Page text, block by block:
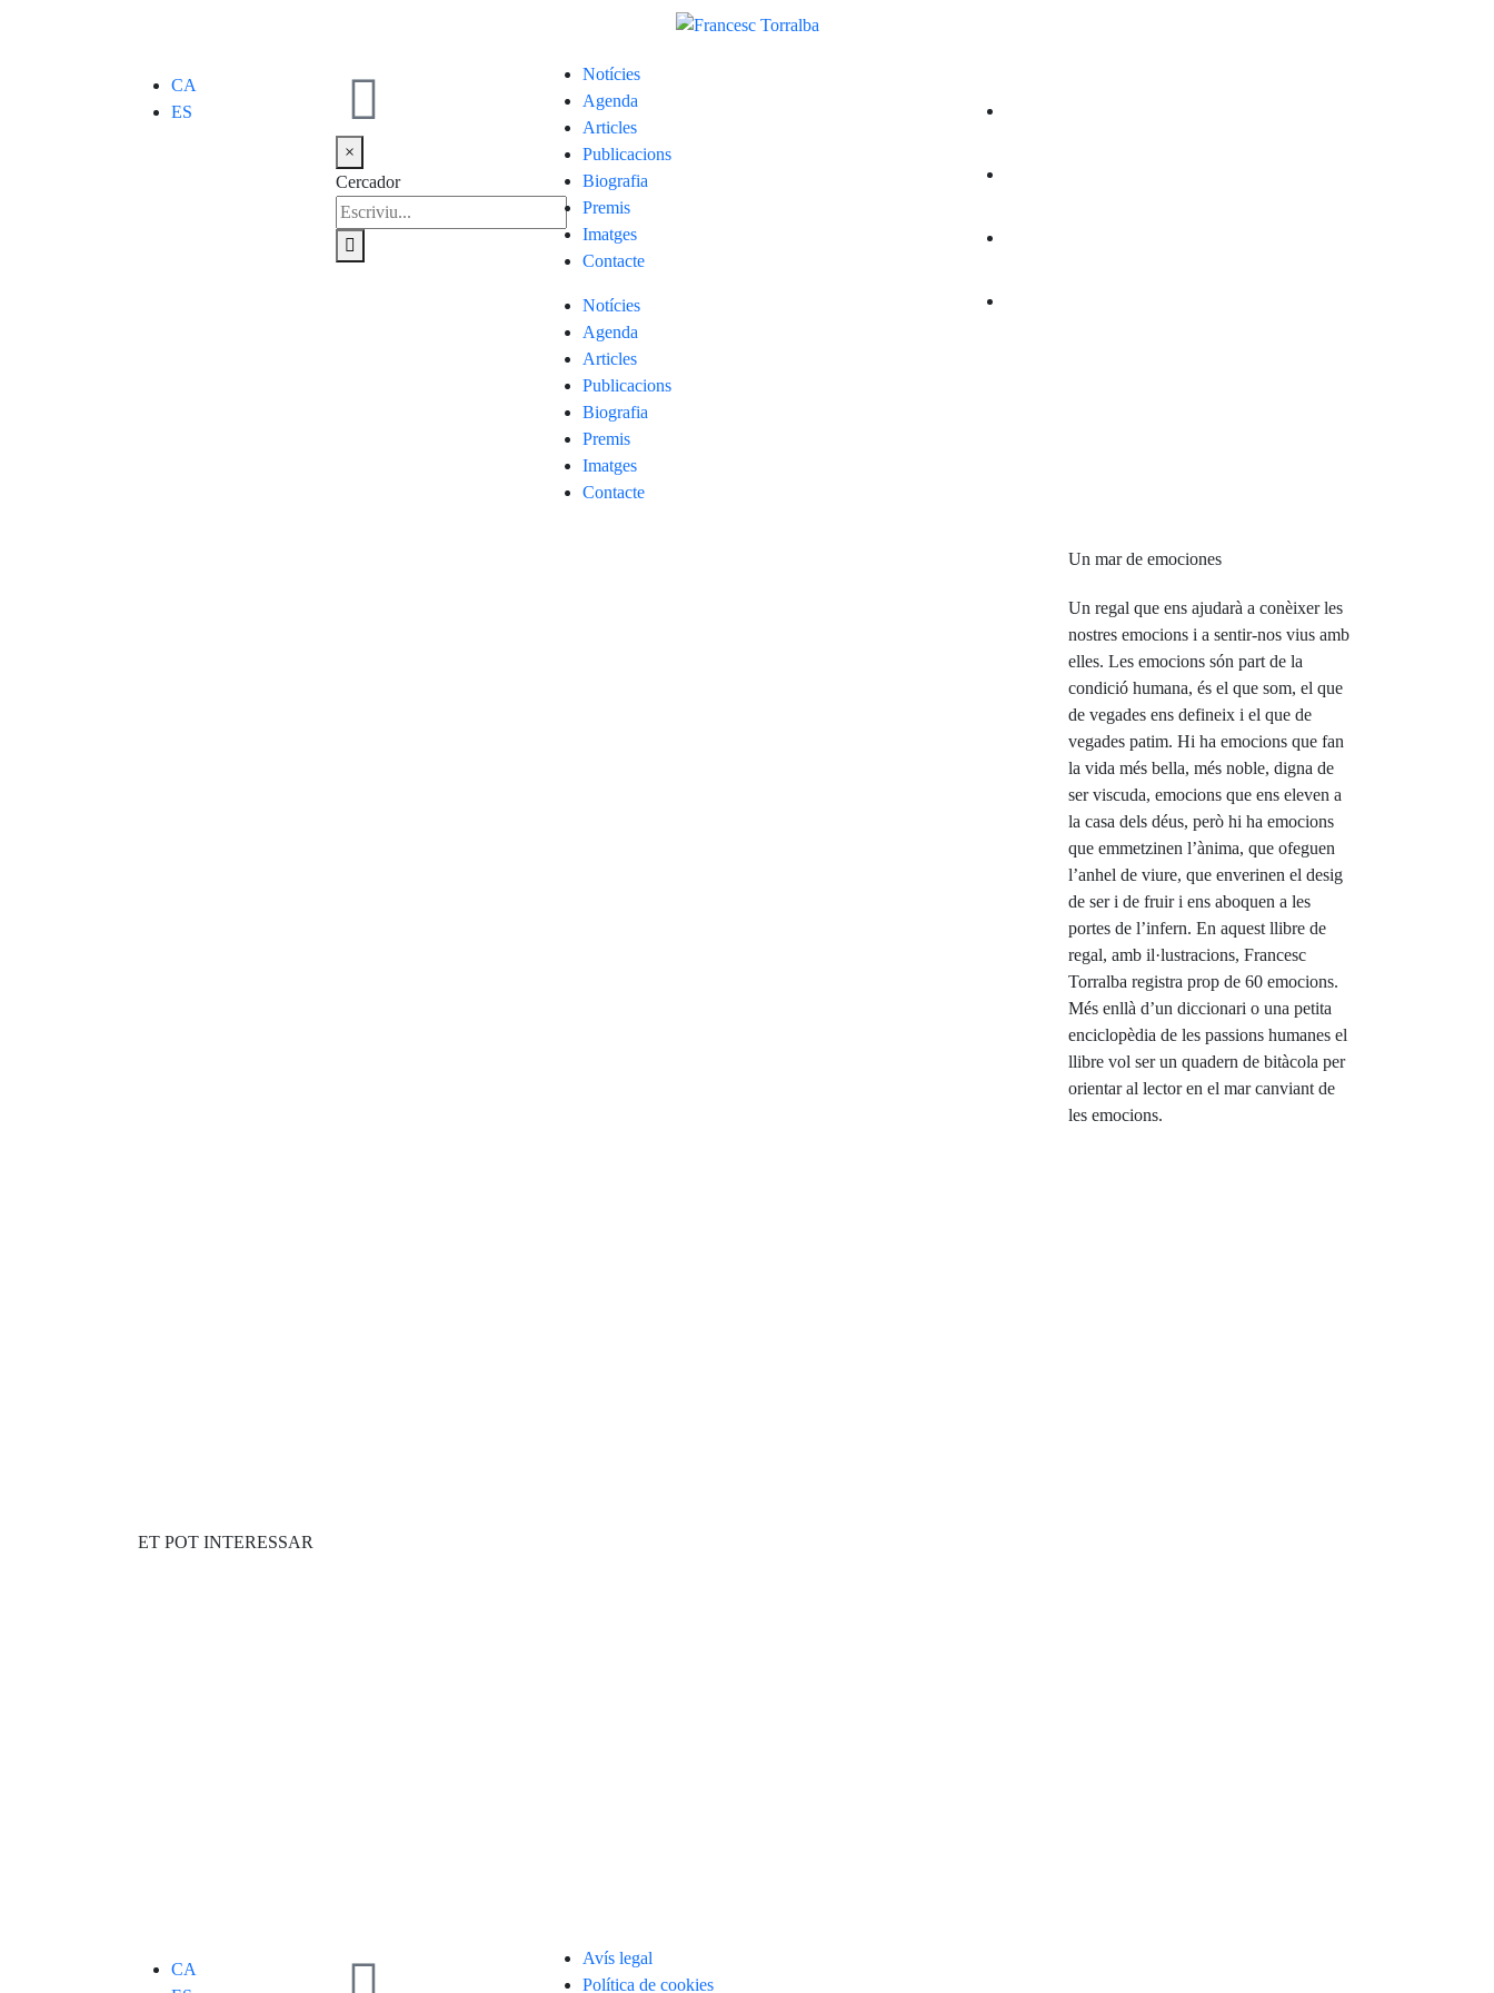
CA
ES
×
Cercador
Notícies
Agenda
Articles
Publicacions
Biografia
Premis
Imatges
Contacte
Notícies
Agenda
Articles
Publicacions
Biografia
Premis
Imatges
Contacte
Un mar de emociones
Un regal que ens ajudarà a conèixer les
nostres emocions i a sentir-nos vius amb
elles. Les emocions són part de la
condició humana, és el que som, el que
de vegades ens defineix i el que de
vegades patim. Hi ha emocions que fan
la vida més bella, més noble, digna de
ser viscuda, emocions que ens eleven a
la casa dels déus, però hi ha emocions
que emmetzinen l’ànima, que ofeguen
l’anhel de viure, que enverinen el desig
de ser i de fruir i ens aboquen a les
portes de l’infern. En aquest llibre de
regal, amb il·lustracions, Francesc
Torralba registra prop de 60 emocions.
Més enllà d’un diccionari o una petita
enciclopèdia de les passions humanes el
llibre vol ser un quadern de bitàcola per
orientar al lector en el mar canviant de
les emocions.
ET POT INTERESSAR
CA
Avís legal
Política de cookies